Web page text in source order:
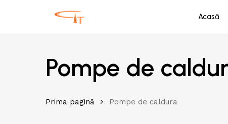
Acasă
Pompe de
Prima pagină Pompe de caldura